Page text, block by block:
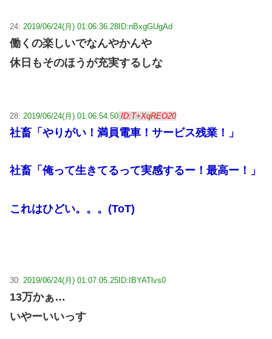
24: 2019/06/24(月) 01:06:36.28ID:nBxgGUgAd
働くの楽しいでなんやかんや
休日もそのほうが充実するしな
28: 2019/06/24(月) 01:06:54.50 ID:T+XqREO20
社畜「やりがい！満員電車！サービス残業！」
社畜「俺って生きてるって実感するー！最高ー！」
これはひどい。。。(ToT)
30: 2019/06/24(月) 01:07:05.25 ID:IBYATlvs0
13万かぁ…
いやーいいっす